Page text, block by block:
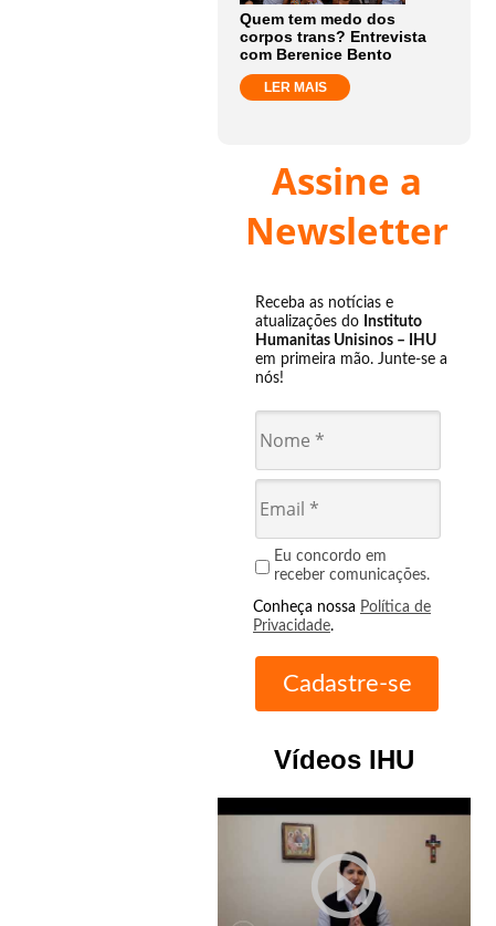
Quem tem medo dos
corpos trans? Entrevista
com Berenice Bento
LER MAIS
Assine a
Newsletter
Receba as notícias e
atualizações do Instituto
Humanitas Unisinos – IHU
em primeira mão. Junte-se a
nós!
Eu concordo em
receber comunicações.
Conheça nossa Política de
Privacidade.
Vídeos IHU
play_circle_outline